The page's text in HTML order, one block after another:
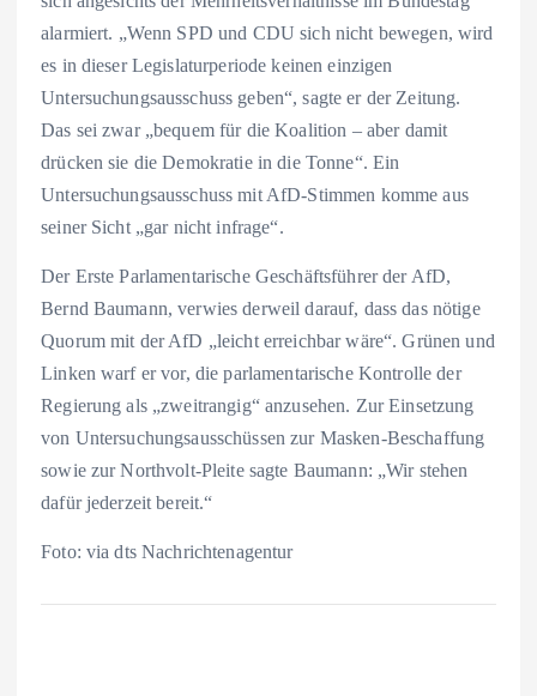
alarmiert. „Wenn SPD und CDU sich nicht bewegen, wird
es in dieser Legislaturperiode keinen einzigen
Untersuchungsausschuss geben“, sagte er der Zeitung.
Das sei zwar „bequem für die Koalition – aber damit
drücken sie die Demokratie in die Tonne“. Ein
Untersuchungsausschuss mit AfD-Stimmen komme aus
seiner Sicht „gar nicht infrage“.
Der Erste Parlamentarische Geschäftsführer der AfD,
Bernd Baumann, verwies derweil darauf, dass das nötige
Quorum mit der AfD „leicht erreichbar wäre“. Grünen und
Linken warf er vor, die parlamentarische Kontrolle der
Regierung als „zweitrangig“ anzusehen. Zur Einsetzung
von Untersuchungsausschüssen zur Masken-Beschaffung
sowie zur Northvolt-Pleite sagte Baumann: „Wir stehen
dafür jederzeit bereit.“
Foto: via dts Nachrichtenagentur